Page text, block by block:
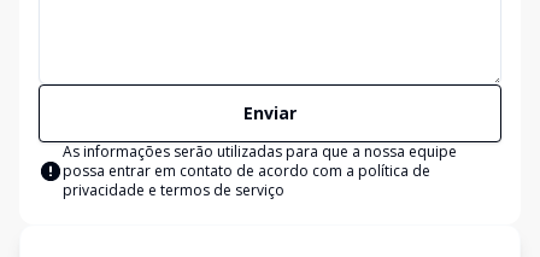
Enviar
As informações serão utilizadas para que a nossa equipe
possa entrar em contato de acordo com a política de
privacidade e termos de serviço